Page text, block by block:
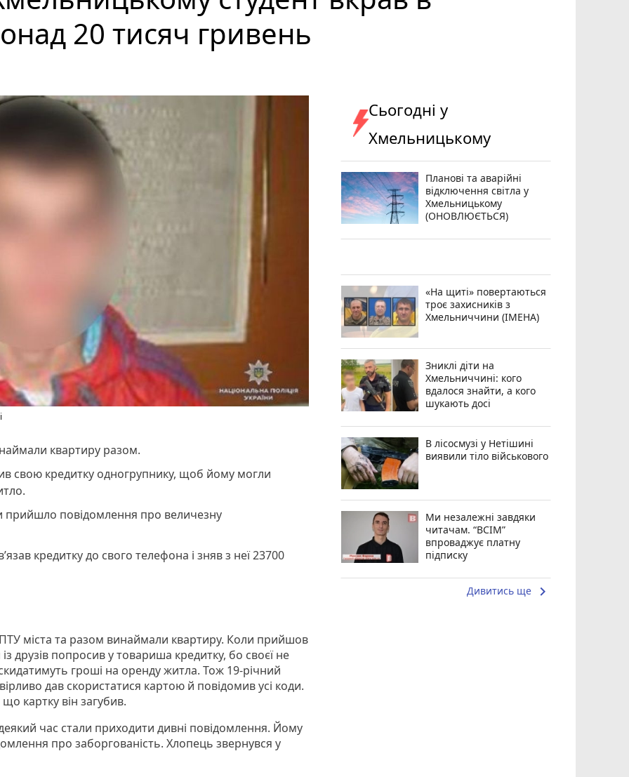
20 тисяч гривень
квартиру разом.
свою кредитку одногрупнику, щоб йому могли
прийшло повідомлення про величезну
кредитку до свого телефона і зняв з неї 23700
міста та разом винаймали квартиру. Коли прийшов
друзів попросив у товариша кредитку, бо своєї не
гроші на оренду житла. Тож 19-річний
дав скористатися картою й повідомив усі коди.
картку він загубив.
час стали приходити дивні повідомлення. Йому
про заборгованість. Хлопець звернувся у
Сьогодні у
Хмельницькому
Планові та аварійні
відключення світла у
Хмельницькому
(ОНОВЛЮЄТЬСЯ)
«На щиті» повертаються
троє захисників з
Хмельниччини (ІМЕНА)
Зниклі діти на
Хмельниччині: кого
вдалося знайти, а кого
шукають досі
В лісосмузі у Нетішині
виявили тіло військового
Ми незалежні завдяки
читачам. “ВСІМ”
впроваджує платну
підписку
Дивитись ще keyboard_arrow_right